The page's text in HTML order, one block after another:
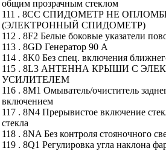
общим прозрачным стеклом
111 . 8CC СПИДОМЕТР НЕ
(ЭЛЕКТРОННЫЙ СПИДОМЕТР)
112 . 8F2 Белые боковые указатели
113 . 8GD Генератор 90 А
114 . 8K0 Без спец. включения
115 . 8L3 АНТЕННА КРЫШИ С
УСИЛИТЕЛЕМ
116 . 8M1 Омыватель/очиститель
включением
117 . 8N4 Прерывистое включение
стекла
118 . 8NA Без контроля стояночного
119 . 8Q1 Регулировка угла наклона